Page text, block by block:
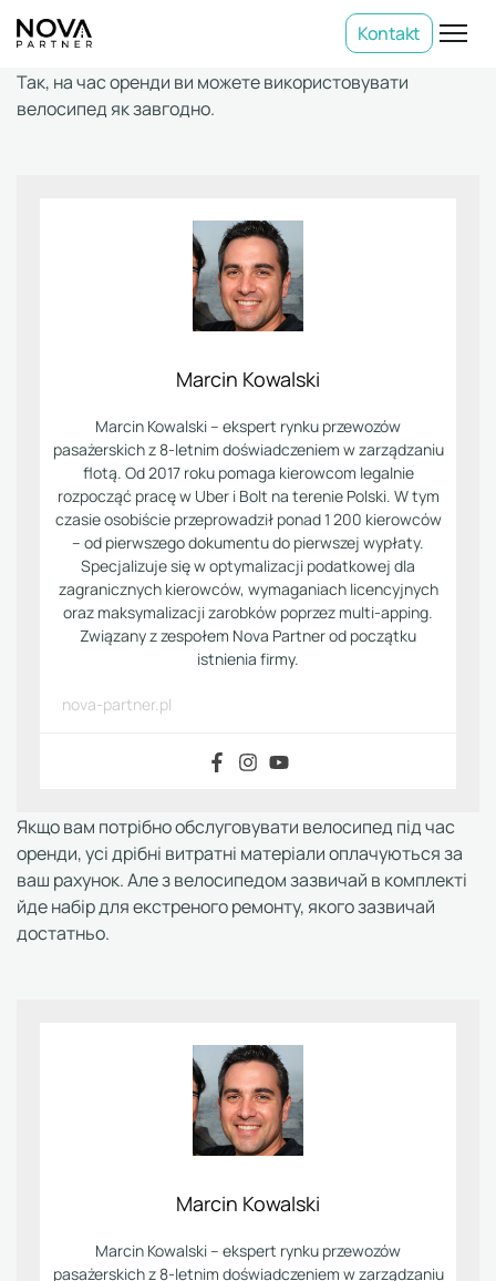
Kontakt
Так, на час оренди ви можете використовувати
велосипед як завгодно.
Marcin Kowalski
Marcin Kowalski – ekspert rynku przewozów
pasażerskich z 8-letnim doświadczeniem w zarządzaniu
flotą. Od 2017 roku pomaga kierowcom legalnie
rozpocząć pracę w Uber i Bolt na terenie Polski. W tym
czasie osobiście przeprowadził ponad 1 200 kierowców
– od pierwszego dokumentu do pierwszej wypłaty.
Specjalizuje się w optymalizacji podatkowej dla
zagranicznych kierowców, wymaganiach licencyjnych
oraz maksymalizacji zarobków poprzez multi-apping.
Związany z zespołem Nova Partner od początku
istnienia firmy.
nova-partner.pl
Якщо вам потрібно обслуговувати велосипед під час
оренди, усі дрібні витратні матеріали оплачуються за
ваш рахунок. Але з велосипедом зазвичай в комплекті
йде набір для екстреного ремонту, якого зазвичай
достатньо.
Marcin Kowalski
Marcin Kowalski – ekspert rynku przewozów
pasażerskich z 8-letnim doświadczeniem w zarządzaniu